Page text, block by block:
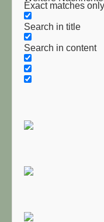
Exact matches only
Search in title
Search in content